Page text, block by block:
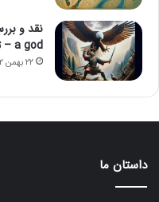
a god – تریلر زیرنویس فارسی
۲۲ بهمن ۱۴۰۲
داستان ما